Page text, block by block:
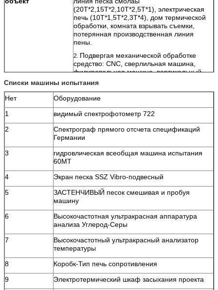
(20T*2,15T*2,10T*2,5T*1), электрическая
печь (10T*1,5T*2,3T*4), дом термической
обработки, комната взрывать съемки,
потерянная производственная линия
пены.
2. Подвергая механической обработке
средство: CNC, сверлильная машина,
филировальная машина, вертикальный
токарный станок, etc.
Применение
кровать механического инструмента/
основание/колонка/платформа
деятельности, etc.
Средство
спектрометр, растяжимая машина
испытания, машина определения
Списки машины испытания
Нет
Оборудование
1
видимый спектрофотометр 722
2
Спектрограф прямого отсчета спецификаций
Германии
3
гидровлическая всеобщая машина испытания
60MT
4
Экран песка SSZ Vibro-подвесный
5
ЗАСТЕНЧИВЫЙ песок смешивая и пробуя
машину
6
Высокочастотная ультракрасная аппаратура
анализа Углерод-Серы
7
Высокочастотный ультракрасный анализатор
температуры
8
Коробк-Тип печь сопротивления
9
Электротермический шкаф засыхания проекта